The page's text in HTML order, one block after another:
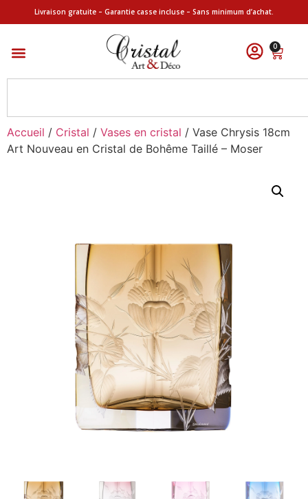
Livraison gratuite – Garantie casse incluse – Sans minimum d’achat.
0
Accueil / Cristal / Vases en cristal / Vase Chrysis 18cm
Art Nouveau en Cristal de Bohême Taillé – Moser